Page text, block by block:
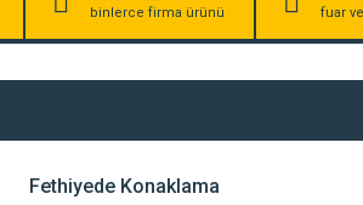
binlerce firma ürünü fuar
Fethiyede Konaklama